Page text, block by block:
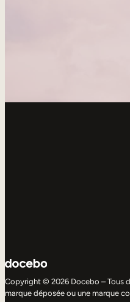
Copyright © 2026 Docebo – Tous
marque déposée ou une marque